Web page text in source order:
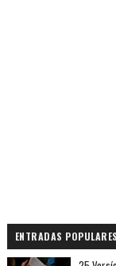
ENTRADAS POPULARES